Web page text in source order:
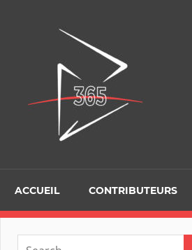
ACCUEIL CONTRIBUTEURS